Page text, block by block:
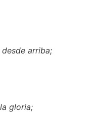
arriba;
gloria;